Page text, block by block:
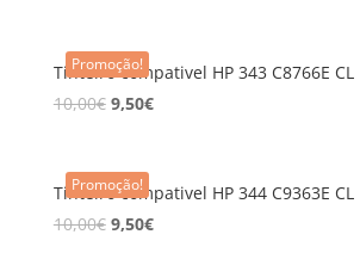
Promoção!
Tinteiro compativel HP 343 C8766E CL
10,00€ 9,50€
Promoção!
Tinteiro compativel HP 344 C9363E CL
10,00€ 9,50€